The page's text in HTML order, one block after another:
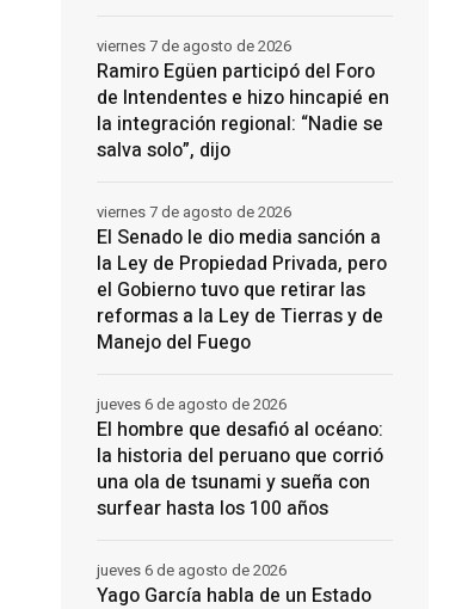
Ramiro Egüen participó del Foro
de Intendentes e hizo hincapié en
la integración regional: “Nadie se
salva solo”, dijo
viernes 7 de agosto de 2026
El Senado le dio media sanción a
la Ley de Propiedad Privada, pero
el Gobierno tuvo que retirar las
reformas a la Ley de Tierras y de
Manejo del Fuego
viernes 7 de agosto de 2026
El hombre que desafió al océano:
la historia del peruano que corrió
una ola de tsunami y sueña con
surfear hasta los 100 años
jueves 6 de agosto de 2026
Yago García habla de un Estado
jueves 6 de agosto de 2026